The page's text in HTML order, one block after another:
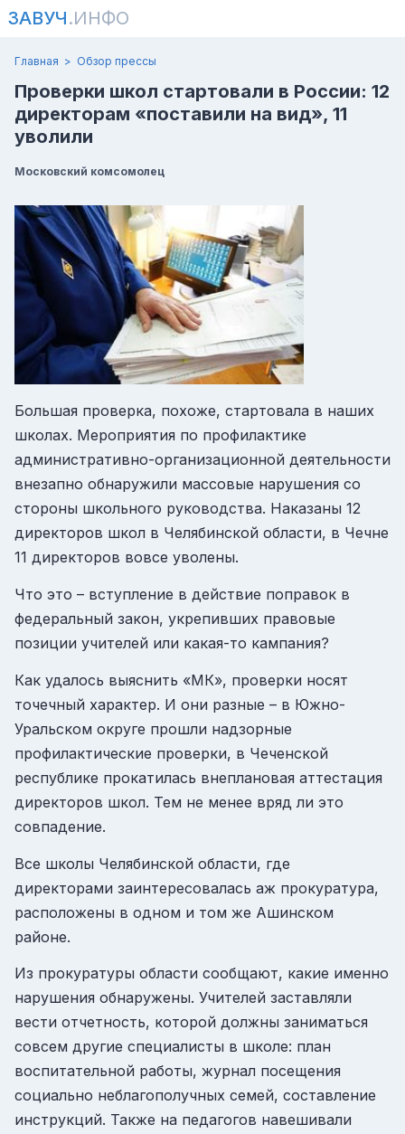
ЗАВУЧ.ИНФО
Главная Обзор прессы
Проверки школ стартовали в России: 12
директорам «поставили на вид», 11
уволили
Московский комсомолец
Большая проверка, похоже, стартовала в наших
школах. Мероприятия по профилактике
административно-организационной деятельности
внезапно обнаружили массовые нарушения со
стороны школьного руководства. Наказаны 12
директоров школ в Челябинской области, в Чечне
11 директоров вовсе уволены.
Что это – вступление в действие поправок в
федеральный закон, укрепивших правовые
позиции учителей или какая-то кампания?
Как удалось выяснить «МК», проверки носят
точечный характер. И они разные – в Южно-
Уральском округе прошли надзорные
профилактические проверки, в Чеченской
республике прокатилась внеплановая аттестация
директоров школ. Тем не менее вряд ли это
совпадение.
Все школы Челябинской области, где
директорами заинтересовалась аж прокуратура,
расположены в одном и том же Ашинском
районе.
Из прокуратуры области сообщают, какие именно
нарушения обнаружены. Учителей заставляли
вести отчетность, которой должны заниматься
совсем другие специалисты в школе: план
воспитательной работы, журнал посещения
социально неблагополучных семей, составление
инструкций. Также на педагогов навешивали